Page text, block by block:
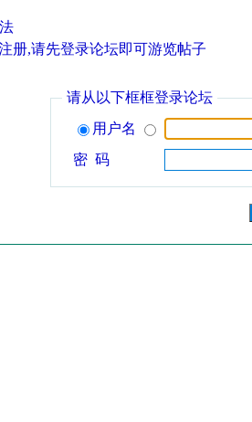
册,请先登录论坛即可游览帖子
请从以下框框登录论坛
用户名
密 码